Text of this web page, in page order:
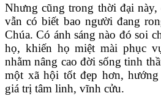
Nhưng cũng trong thời đại
vẫn có biết bao người đang
Chúa. Có ánh sáng nào đó soi
họ, khiến họ miệt mài phục
nhằm nâng cao đời sống tinh
một xã hội tốt đẹp hơn,
giá trị tâm linh, vĩnh cửu.